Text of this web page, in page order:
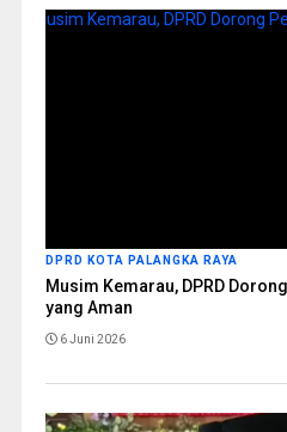
DPRD KOTA PALANGKA RAYA
Musim Kemarau, DPRD
yang Aman
6 Juni 2026